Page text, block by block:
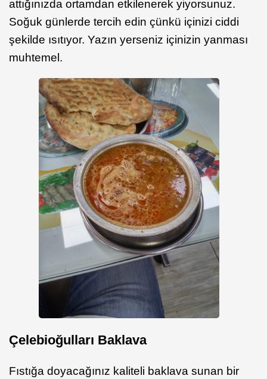
attığınızda ortamdan etkilenerek yiyorsunuz.
Soğuk günlerde tercih edin çünkü içinizi ciddi
şekilde ısıtıyor. Yazın yerseniz içinizin yanması
muhtemel.
Çelebioğulları Baklava
Fıstığa doyacağınız kaliteli baklava sunan bir